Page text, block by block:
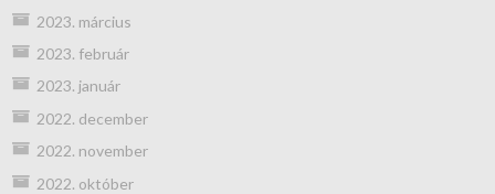
2023. március
2023. február
2023. január
2022. december
2022. november
2022. október